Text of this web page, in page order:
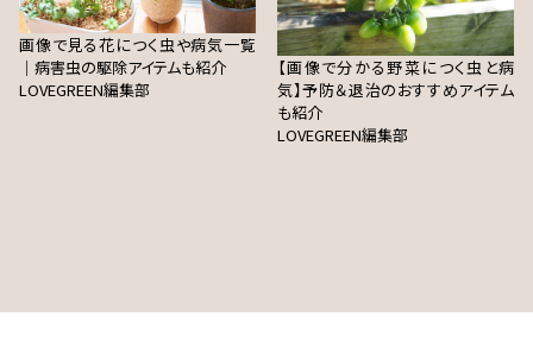
画像で見る花につく虫や病気一覧
｜病害虫の駆除アイテムも紹介
LOVEGREEN編集部
【画像で分かる野菜につく虫と病
気】予防＆退治のおすすめアイテム
も紹介
LOVEGREEN編集部